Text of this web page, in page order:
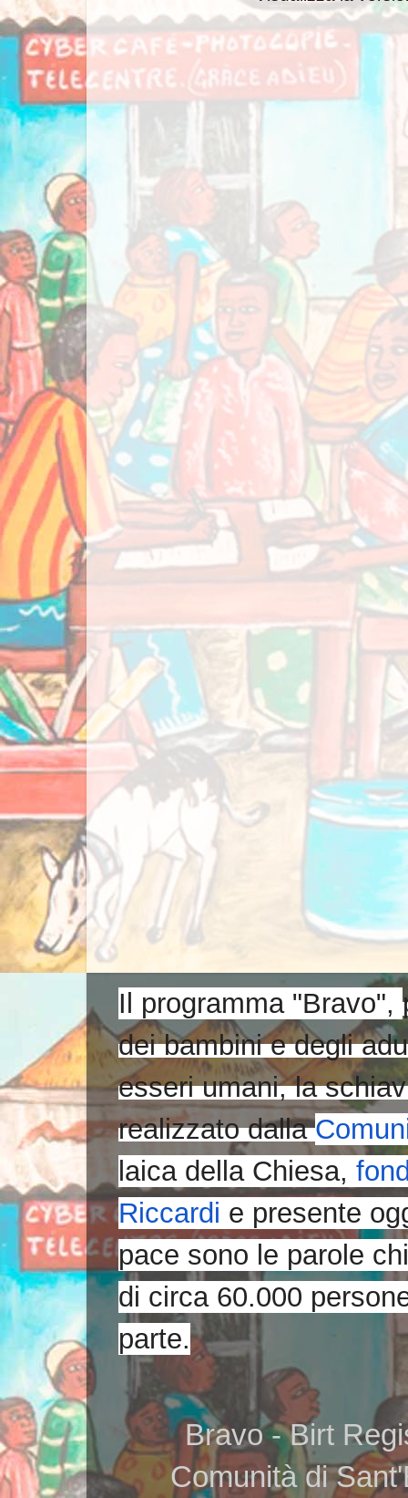
Il programma "Bravo",
dei bambini e degli
esseri umani, la
realizzato dalla
laica della Chiesa,
Riccardi e presente
pace sono le parole
di circa 60.000
parte.
Bravo - Birt
Comunità di